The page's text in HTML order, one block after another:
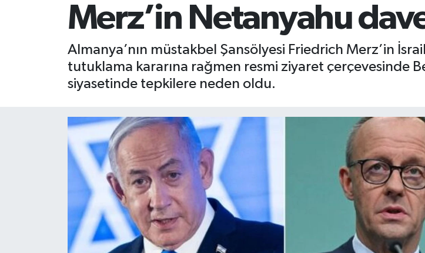
Merz’in Netanyahu
Almanya’nın müstakbel Şansölyesi Friedrich Merz’in
tutuklama kararına rağmen resmi ziyaret çerçevesinde
siyasetinde tepkilere neden oldu.
İstanbul Trafik Yoğunluk Haritası
Tüm Manşetler
Haber Arşivi